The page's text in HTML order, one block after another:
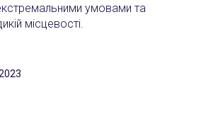
умовами та
місцевості.